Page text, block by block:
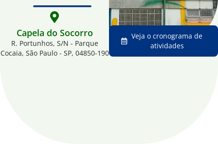
Capela do Socorro
R. Portunhos, S/N - Parque
Cocaia, São Paulo - SP, 04850-190
Veja o cronograma de
atividades